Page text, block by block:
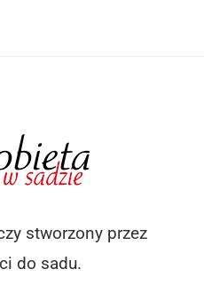
stworzony przez
do sadu.